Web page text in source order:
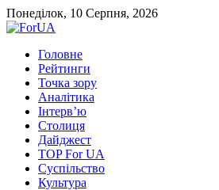
Понеділок, 10 Серпня, 2026
Головне
Рейтинги
Точка зору
Аналітика
Інтерв’ю
Столиця
Дайджест
TOP For UA
Суспiльство
Культура